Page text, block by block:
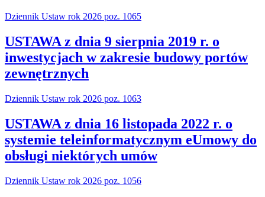
Dziennik Ustaw rok 2026 poz. 1065
USTAWA z dnia 9 sierpnia 2019 r. o
inwestycjach w zakresie budowy portów
zewnętrznych
Dziennik Ustaw rok 2026 poz. 1063
USTAWA z dnia 16 listopada 2022 r. o
systemie teleinformatycznym eUmowy do
obsługi niektórych umów
Dziennik Ustaw rok 2026 poz. 1056